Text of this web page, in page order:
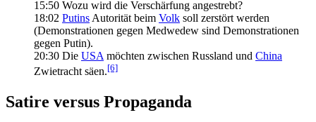
15:50 Wozu wird die Verschärfung angestrebt?
18:02 PutinsAutorität beim Volk soll zerstört werden
(Demonstrationen gegen Medwedew sind Demonstrationen
gegen Putin).
20:30 Die USAmöchten zwischen Russland und China
Zwietracht säen.[6]
Satire versus Propaganda